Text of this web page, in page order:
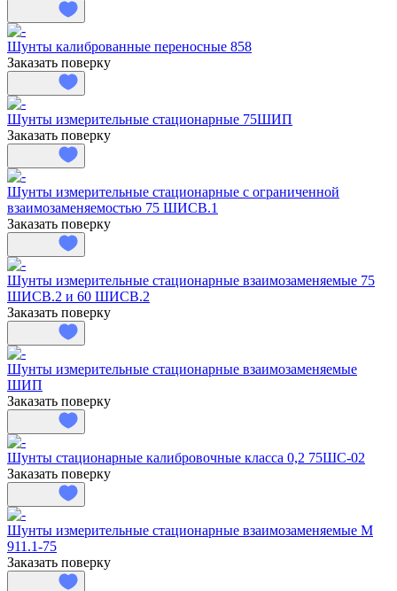
Шунты калиброванные переносные 858
Заказать поверку
Шунты измерительные стационарные 75ШИП
Заказать поверку
Шунты измерительные стационарные с ограниченной
взаимозаменяемостью 75 ШИСВ.1
Заказать поверку
Шунты измерительные стационарные взаимозаменяемые 75
ШИСВ.2 и 60 ШИСВ.2
Заказать поверку
Шунты измерительные стационарные взаимозаменяемые
ШИП
Заказать поверку
Шунты стационарные калибровочные класса 0,2 75ШС-02
Заказать поверку
Шунты измерительные стационарные взаимозаменяемые М
911.1-75
Заказать поверку